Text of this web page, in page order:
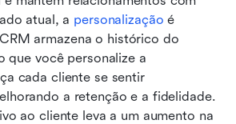
atual, a personalização é
armazena o histórico do
que você personalize a
cada cliente se sentir
a retenção e a fidelidade.
ao cliente leva a um aumento na